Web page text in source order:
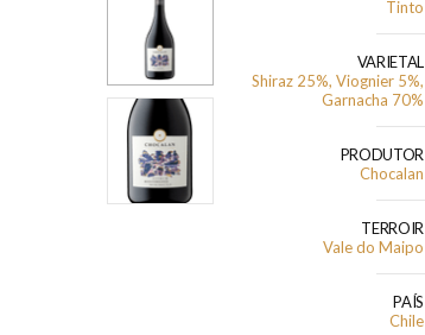
Tinto
VARIETAL
Shiraz 25%, Viognier 5%,
Garnacha 70%
PRODUTOR
Chocalan
TERROIR
Vale do Maipo
PAÍS
Chile